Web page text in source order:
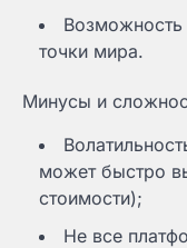
Возможность
точки мира.
Минусы и
может быстро
стоимости);
Не все